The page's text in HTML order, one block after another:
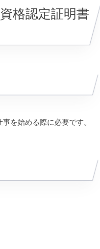
格認定証明書
を始める際に必要です。